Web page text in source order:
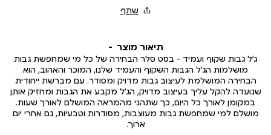
תיאור מוצר
ג’ל גבות שקוף ועמיד – בסט סלר הבחירה של כל מי שמחפשת גבות
מושלמות הג’ל הגבות השקוף והעמיד שלנו, המוכר והאהוב, הוא
הבחירה המושלמת לעיצוב גבות מדויק ומסודר. עם מברשת ייחודית
שנועדה להקל עליך בעיצוב מדויק, הג’ל מקבע את הגבות ומחזיק אותן
במקומן לאורך כל היום, כך שתהני מהמראה המושלם לאורך שעות.
מושלם למי שמחפשת גבות מעוצבות, מסודרות וטבעיות, גם אחרי יום
ארוך.